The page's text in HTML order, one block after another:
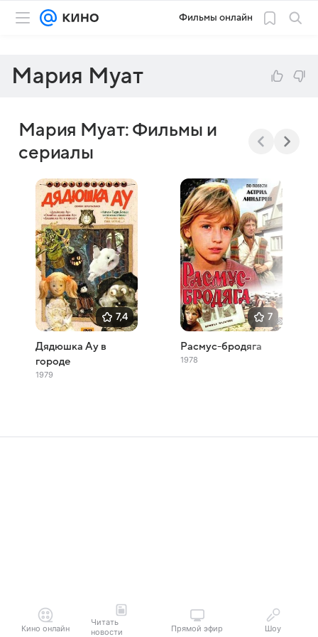
Фильмы онлайн
Мария Муат
Мария Муат: Фильмы и
сериалы
7,4
Дядюшка Ау в
городе
1979
7
Расмус-бродяга
1978
Кино онлайн
Читать
новости
Прямой эфир Шоу